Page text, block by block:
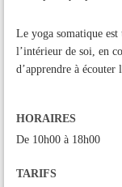
Le yoga somatique
l’intérieur de soi, en
d’apprendre à écouter
HORAIRES
De 10h00 à 18h00
TARIFS